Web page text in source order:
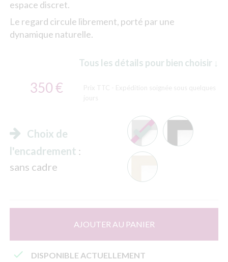
espace discret.
Le regard circule librement, porté par une
dynamique naturelle.
Tous les détails pour bien choisir ↓
350 € Prix TTC
- Expédition soignée sous quelques
jours
Choix de
l'encadrement :
sans cadre
AJOUTER AU PANIER
 DISPONIBLE ACTUELLEMENT